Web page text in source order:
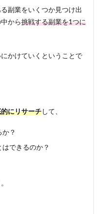
副業をいくつか見つけ出
から挑戦する副業を1つに
かけていくということで
にリサーチして、
？
できるのか？